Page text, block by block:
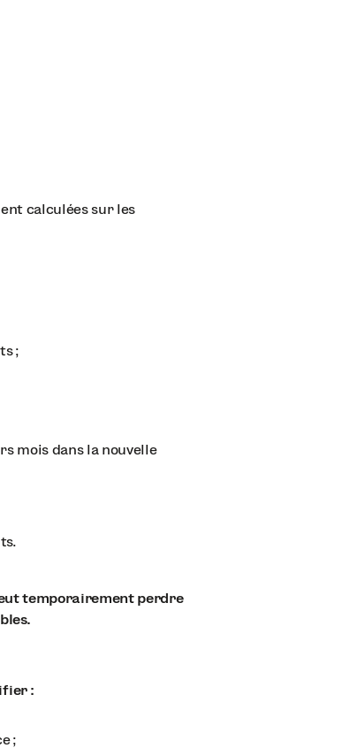
calculées sur les
;
mois dans la nouvelle
temporairement perdre
:
;